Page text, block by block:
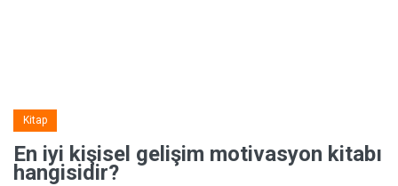
Kitap
En iyi kişisel gelişim motivasyon kitabı
hangisidir?